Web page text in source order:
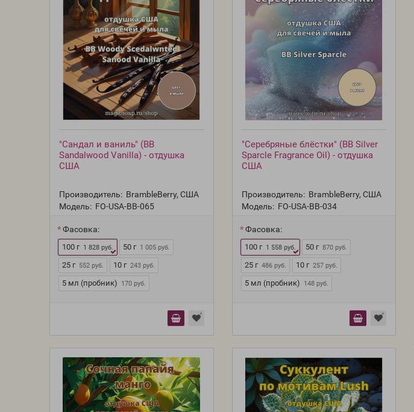
"Сандал и ваниль" (BB
Sandalwood Vanilla) - отдушка
США
Производитель: BrambleBerry, США
Модель: FO-USA-BB-065
Фасовка:
100 г 1 828 руб. 50 г 1 005 руб.
25 г 552 руб. 10 г 243 руб.
5 мл (пробник) 170 руб.
"Серебряные блёстки" (BB Silver
Sparcle Fragrance Oil) - отдушка
США
Производитель: BrambleBerry, США
Модель: FO-USA-BB-034
Фасовка:
100 г 1 558 руб. 50 г 870 руб.
25 г 486 руб. 10 г 257 руб.
5 мл (пробник) 148 руб.